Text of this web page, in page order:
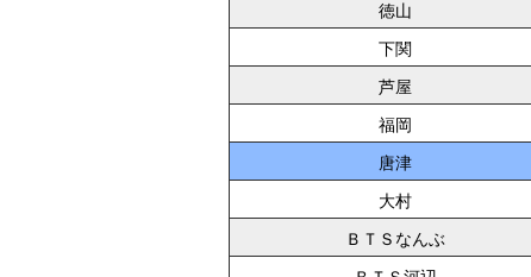
徳山
下関
芦屋
福岡
唐津
大村
ＢＴＳなんぶ